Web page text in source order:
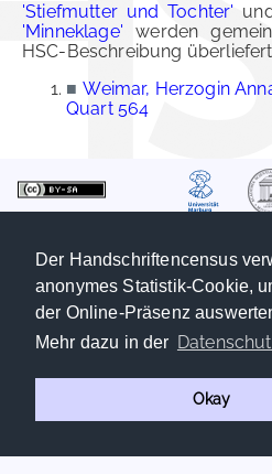
Der Handschriftencensus
anonymes Statistik-Cookie,
der Online-Präsenz
Mehr dazu in der
Okay
'Stiefmutter und Tochter'
'Minneklage' werden
HSC-Beschreibung
■ Weimar, Herzogin
Quart 564